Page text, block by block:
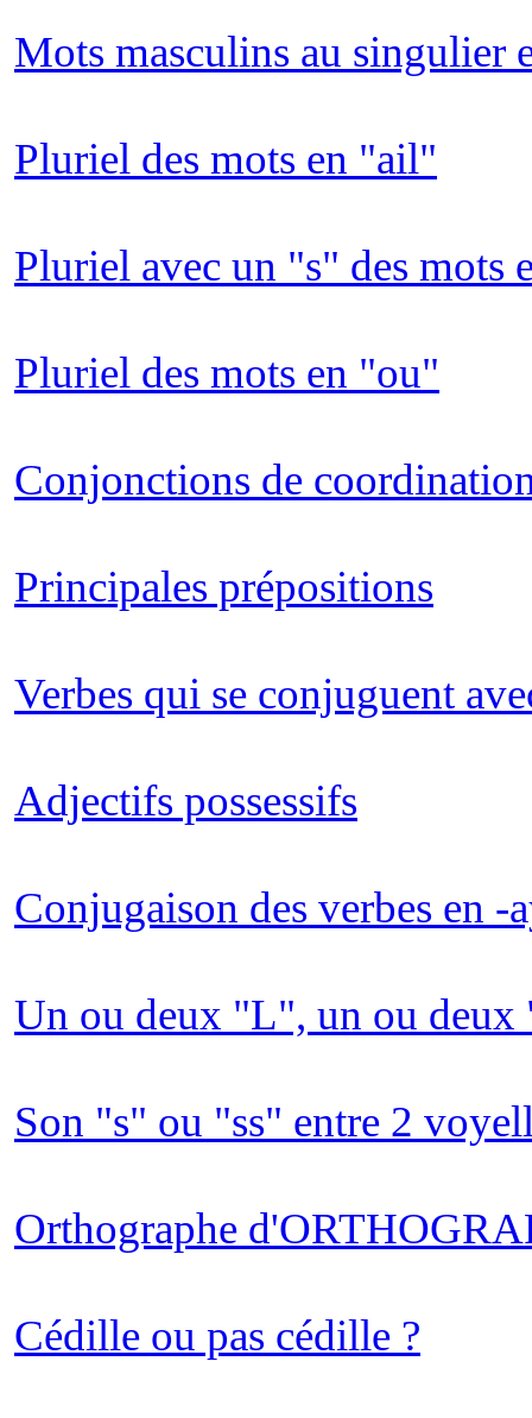
Mots masculins au singulier
Pluriel des mots en "ail"
Pluriel avec un "s" des mots
Pluriel des mots en "ou"
Conjonctions de
Principales prépositions
Verbes qui se conjuguent
Adjectifs possessifs
Conjugaison des verbes en -
Un ou deux "L", un ou deux
Son "s" ou "ss" entre 2
Orthographe
Cédille ou pas cédille ?